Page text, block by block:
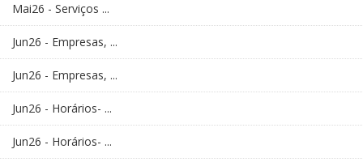
Mai26 - Serviços ...
Jun26 - Empresas, ...
Jun26 - Empresas, ...
Jun26 - Horários- ...
Jun26 - Horários- ...